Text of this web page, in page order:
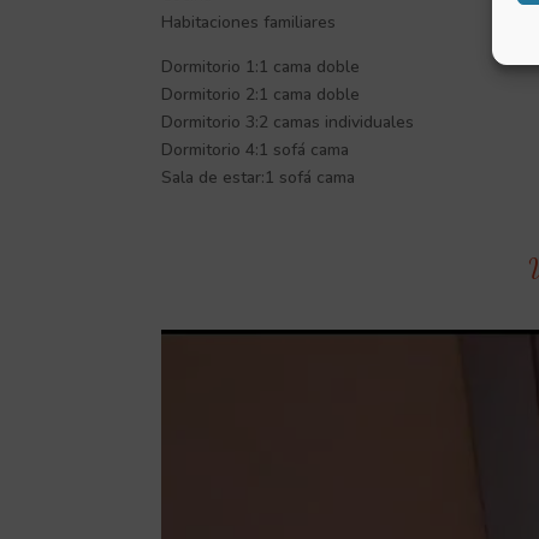
Habitaciones familiares
Dormitorio 1:1 cama doble
Dormitorio 2:1 cama doble
Dormitorio 3:2 camas individuales
Dormitorio 4:1 sofá cama
Sala de estar:1 sofá cama